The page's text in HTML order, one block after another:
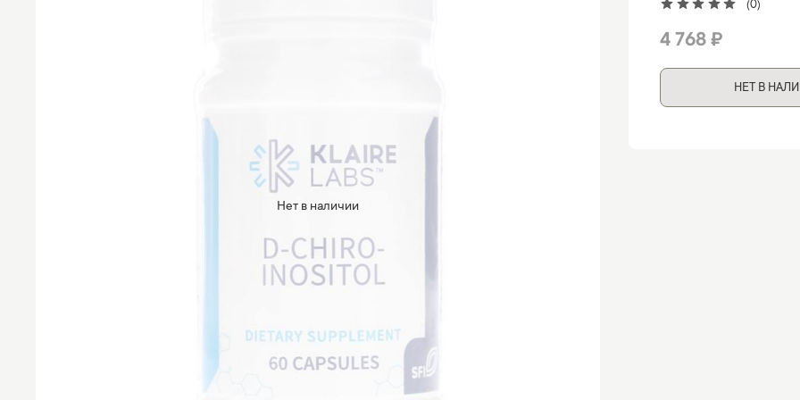
Нет в наличии
(0)
4 768 ₽
НЕТ В